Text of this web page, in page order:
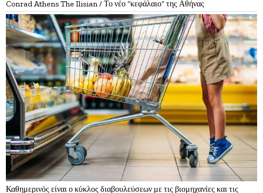
Conrad Athens The Ilisian / Το νέο “κεφάλαιο” της Αθήνας
Καθημερινός είναι ο κύκλος διαβουλεύσεων με τις βιομηχανίες και τις